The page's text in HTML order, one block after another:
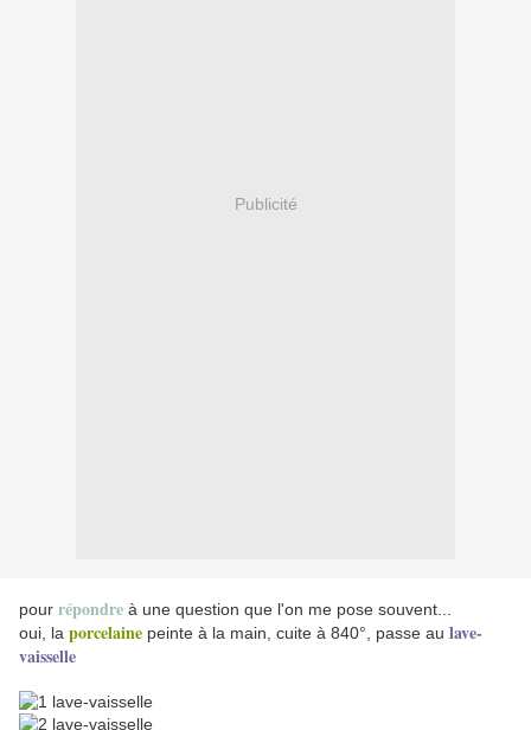
Publicité
pour répondre à une question que l'on me pose souvent...
oui, la porcelaine peinte à la main, cuite à 840°, passe au lave-
vaisselle